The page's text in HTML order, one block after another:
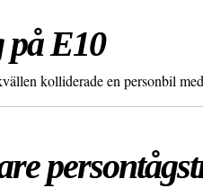
E10
kolliderade en personbil